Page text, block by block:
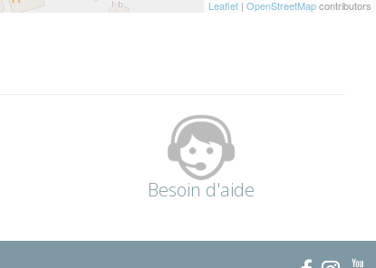
Leaflet | OpenStreetMapcontributors
Besoin d'aide